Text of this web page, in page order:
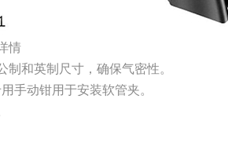
情
和英制尺寸，确保气密性。
手动钳用于安装软管夹。